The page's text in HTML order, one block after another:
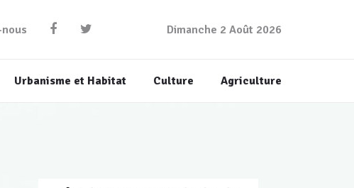
Dimanche 2 Août 2026
Urbanisme et Habitat Culture Agriculture